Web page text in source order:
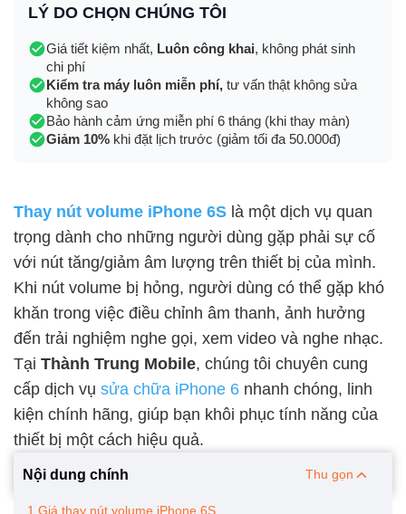
LÝ DO CHỌN CHÚNG TÔI
Giá tiết kiệm nhất, Luôn công khai, không phát sinh
chi phí
Kiểm tra máy luôn miễn phí, tư vấn thật không sửa
không sao
Bảo hành cảm ứng miễn phí 6 tháng (khi thay màn)
Giảm 10% khi đặt lịch trước (giảm tối đa 50.000đ)
Thay nút volume iPhone 6S là một dịch vụ quan
trọng dành cho những người dùng gặp phải sự cố
với nút tăng/giảm âm lượng trên thiết bị của mình.
Khi nút volume bị hỏng, người dùng có thể gặp khó
khăn trong việc điều chỉnh âm thanh, ảnh hưởng
đến trải nghiệm nghe gọi, xem video và nghe nhạc.
Tại Thành Trung Mobile, chúng tôi chuyên cung
cấp dịch vụ sửa chữa iPhone 6 nhanh chóng, linh
kiện chính hãng, giúp bạn khôi phục tính năng của
thiết bị một cách hiệu quả.
Nội dung chính Thu gọn
1.Giá thay nút volume iPhone 6S